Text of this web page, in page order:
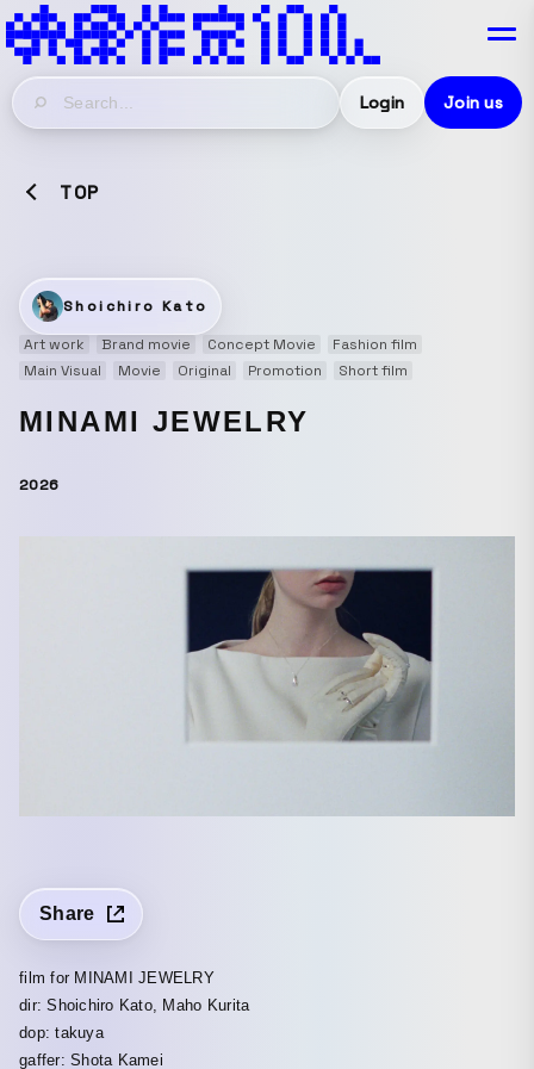
Login Join us
TOP
Shoichiro Kato
Art work
Brand movie Concept Movie
Fashion film
Main Visual
Movie Original Promotion Short film
MINAMI JEWELRY
2026
Share
film for MINAMI JEWELRY
dir: Shoichiro Kato, Maho Kurita
dop: takuya
gaffer: Shota Kamei